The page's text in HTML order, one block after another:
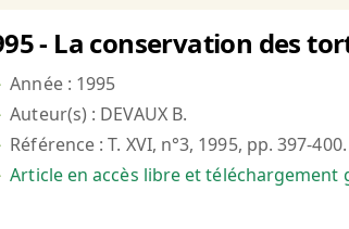
- La conservation des
Année : 1995
Auteur(s) : DEVAUX B.
Référence : T. XVI, n°3, 1995, pp. 397-400.
Article en accès libre et téléchargement